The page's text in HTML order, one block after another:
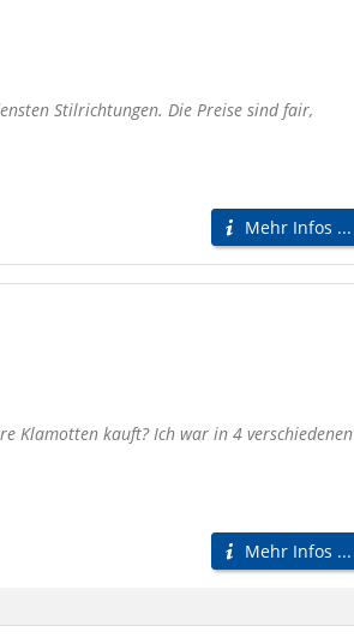
Stilrichtungen. Die Preise sind fair,
Mehr Infos ...
Klamotten kauft? Ich war in 4 verschiedenen
Mehr Infos ...